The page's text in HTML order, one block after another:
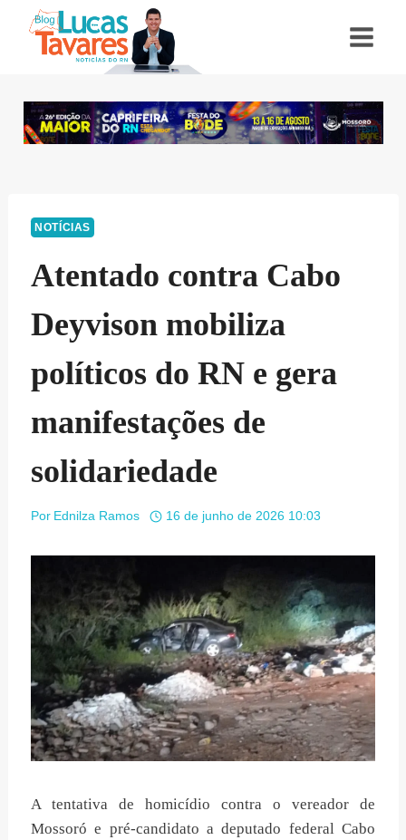
NOTÍCIAS
Atentado contra Cabo
Deyvison mobiliza
políticos do RN e gera
manifestações de
solidariedade
Por Ednilza Ramos 16 de junho de 2026 10:03
A tentativa de homicídio contra o vereador de
Mossoró e pré-candidato a deputado federal Cabo